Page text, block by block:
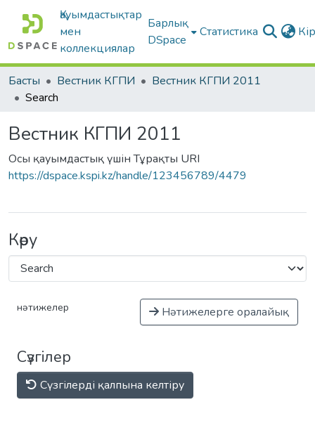
Қауымдастықтар
мен
коллекциялар
Барлық
DSpace
Статистика
Басты Вестник КГПИ
Вестник КГПИ 2011
Search
Вестник КГПИ 2011
Осы қауымдастық үшін Тұрақты URI
https://dspace.kspi.kz/handle/123456789/4479
Көру
нәтижелер Нәтижелерге оралайық
Сүзгілер
Сүзгілерді қалпына келтіру